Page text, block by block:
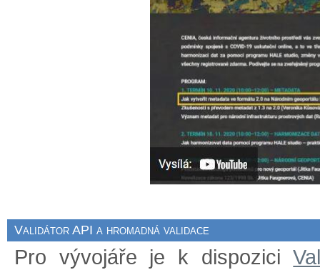
Validátor API a hromadná validace
Pro vývojáře je k dispozici